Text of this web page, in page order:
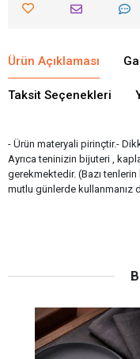
Ürün Açıklaması
Taksit Seçenekleri
- Ürün materyali pirinçtir.-
Ayrıca teninizin bijuteri ,
gerekmektedir. (Bazı tenlerin
mutlu günlerde kullanmanız